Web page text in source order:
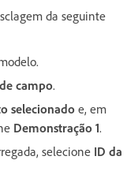
da seguinte
campo.
selecionado e, em
Demonstração 1.
selecione ID da